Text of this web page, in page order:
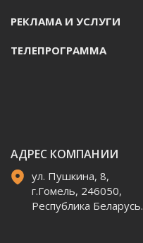
РЕКЛАМА И УСЛУГИ
ТЕЛЕПРОГРАММА
АДРЕС КОМПАНИИ
ул. Пушкина, 8,
г.Гомель, 246050,
Республика Беларусь.